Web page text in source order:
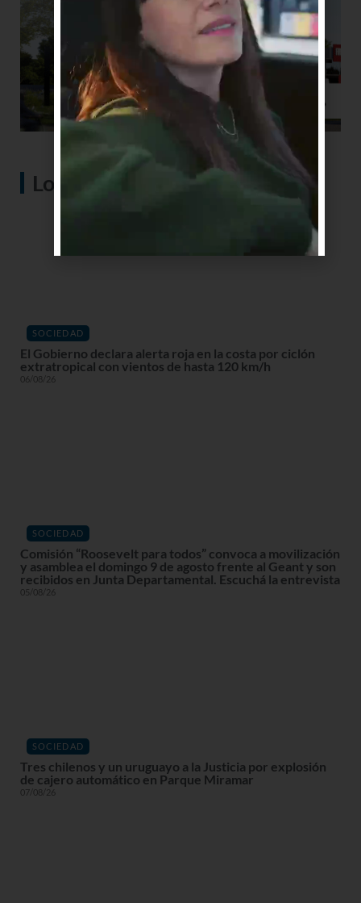
Lo más visto
SOCIEDAD
El Gobierno declara alerta roja en la costa por ciclón
extratropical con vientos de hasta 120 km/h
06/08/26
SOCIEDAD
Comisión “Roosevelt para todos” convoca a movilización
y asamblea el domingo 9 de agosto frente al Geant y son
recibidos en Junta Departamental. Escuchá la entrevista
05/08/26
SOCIEDAD
Tres chilenos y un uruguayo a la Justicia por explosión
de cajero automático en Parque Miramar
07/08/26